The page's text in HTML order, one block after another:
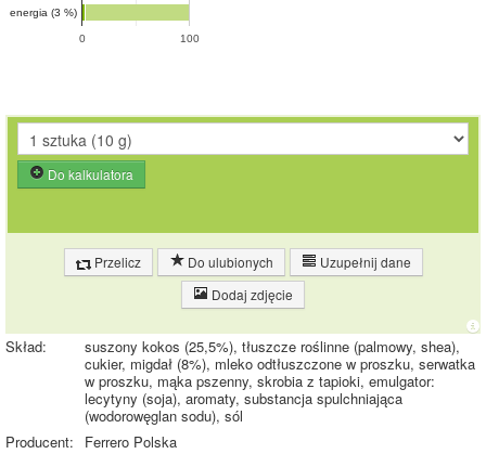
0 100
energia (3 %)
Do kalkulatora
Przelicz Do ulubionych
Uzupełnij dane
Dodaj zdjęcie
Skład:
suszony kokos (25,5%), tłuszcze roślinne (palmowy, shea),
cukier, migdał (8%), mleko odtłuszczone w proszku, serwatka
w proszku, mąka pszenny, skrobia z tapioki, emulgator:
lecytyny (soja), aromaty, substancja spulchniająca
(wodorowęglan sodu), sól
Producent:
Ferrero Polska